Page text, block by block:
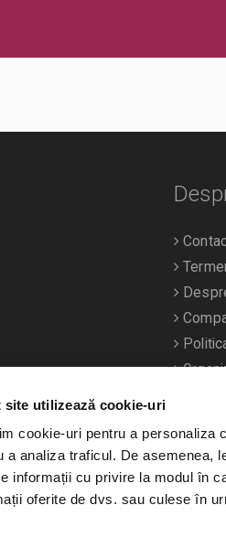
site utilizează cookie-uri
cookie-uri pentru a personaliza
a analiza traficul. De asemenea,
informații cu privire la modul în
oferite de dvs. sau culese în